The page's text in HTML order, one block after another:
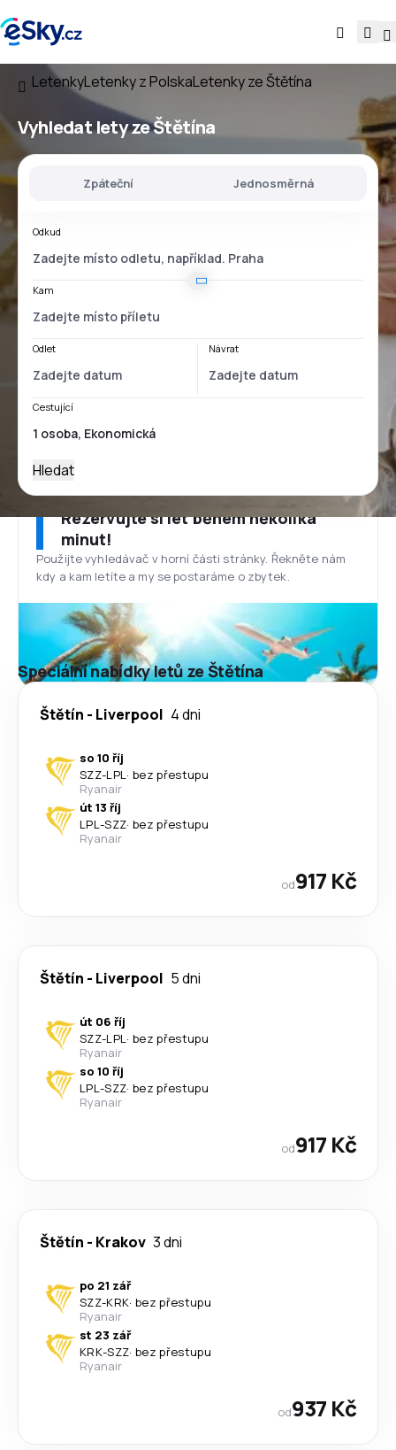
LetenkyLetenky z PolskaLetenky ze Štětína
Vyhledat letyze Štětína
Zpáteční Jednosměrná
Odkud
Kam
Odlet Návrat
Cestující
Hledat
Rezervujte si let během několika
minut!
Použijte vyhledávač v horní části stránky. Řekněte nám
kdy a kam letíte a my se postaráme o zbytek.
Speciální nabídky letů ze Štětína
Štětín - Liverpool 4 dni
so 10 říj
SZZ-LPL· bez přestupu
Ryanair
út 13 říj
LPL-SZZ· bez přestupu
Ryanair
od917 Kč
Štětín - Liverpool 5 dni
út 06 říj
SZZ-LPL· bez přestupu
Ryanair
so 10 říj
LPL-SZZ· bez přestupu
Ryanair
od917 Kč
Štětín - Krakov 3 dni
po 21 zář
SZZ-KRK· bez přestupu
Ryanair
st 23 zář
KRK-SZZ· bez přestupu
Ryanair
od937 Kč